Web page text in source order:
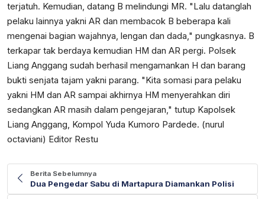
terjatuh. Kemudian, datang B melindungi MR. "Lalu datanglah
pelaku lainnya yakni AR dan membacok B beberapa kali
mengenai bagian wajahnya, lengan dan dada," pungkasnya. B
terkapar tak berdaya kemudian HM dan AR pergi. Polsek
Liang Anggang sudah berhasil mengamankan H dan barang
bukti senjata tajam yakni parang. "Kita somasi para pelaku
yakni HM dan AR sampai akhirnya HM menyerahkan diri
sedangkan AR masih dalam pengejaran," tutup Kapolsek
Liang Anggang, Kompol Yuda Kumoro Pardede. (nurul
octaviani) Editor Restu
Berita Sebelumnya
Dua Pengedar Sabu di Martapura Diamankan Polisi